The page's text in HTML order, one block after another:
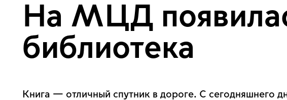
На МЦД
библиотека
Книга — отличный спутник в дороге. С сегодняшнего